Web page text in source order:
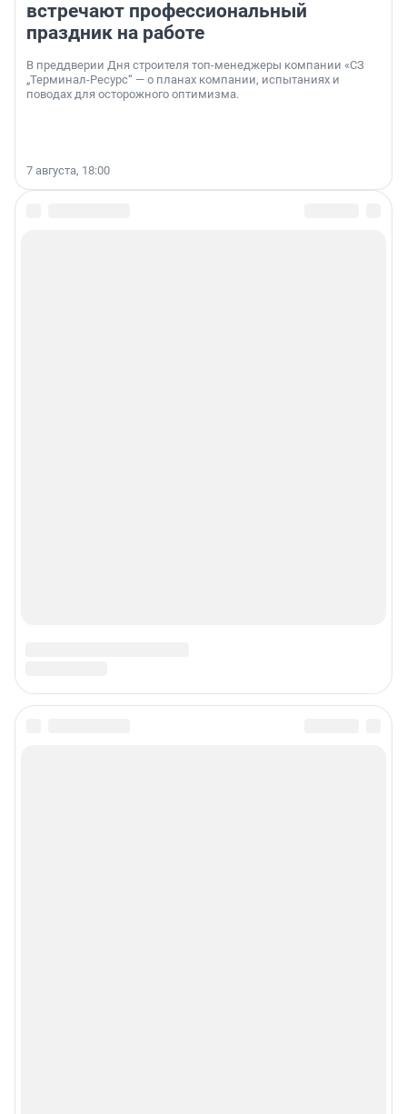
встречают профессиональный
праздник на работе
В преддверии Дня строителя топ-менеджеры компании «СЗ
„Терминал-Ресурс“ — о планах компании, испытаниях и
поводах для осторожного оптимизма.
7 августа, 18:00